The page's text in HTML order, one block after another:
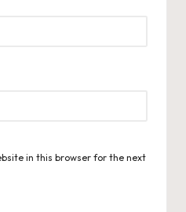
in this browser for the next